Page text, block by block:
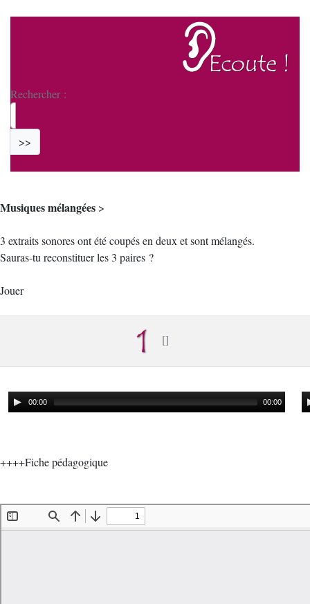
Rechercher :
>>
Musiques mélangées >
3 extraits sonores ont été coupés en deux et sont mélangés.
Sauras-tu reconstituer les 3 paires ?
Jouer
00:00 00:00
++++Fiche pédagogique